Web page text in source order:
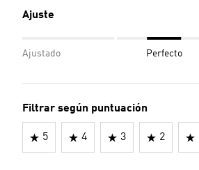
Ajuste
Ajustado Perfecto
Filtrar según puntuación
5 4 3 2